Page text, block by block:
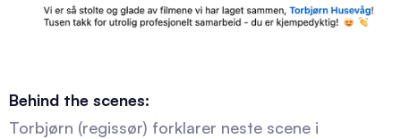
Behind the scenes:
Torbjørn (regissør) forklarer neste scene i